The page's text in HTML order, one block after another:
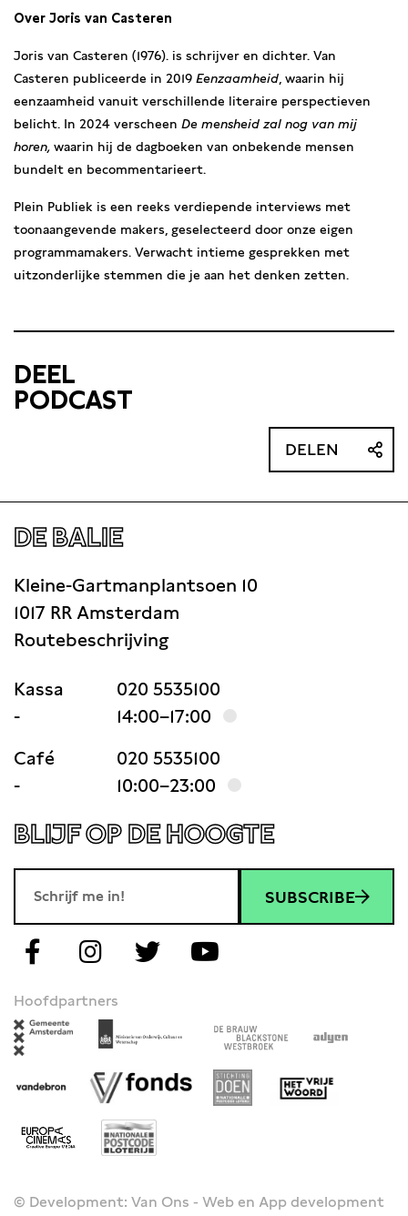
Over Joris van Casteren
Joris van Casteren (1976). is schrijver en dichter. Van
Casteren publiceerde in 2019 Eenzaamheid , waarin hij
eenzaamheid vanuit verschillende literaire perspectieven
belicht. In 2024 verscheen De mensheid zal nog van mij
horen, waarin hij de dagboeken van onbekende mensen
bundelt en becommentarieert.
Plein Publiek is een reeks verdiepende interviews met
toonaangevende makers, geselecteerd door onze eigen
programmamakers. Verwacht intieme gesprekken met
uitzonderlijke stemmen die je aan het denken zetten.
DEEL
PODCAST
DELEN
DE BALIE
Kleine-Gartmanplantsoen 10
1017 RR Amsterdam
Routebeschrijving
Kassa
020 5535100
-
14:00–17:00
Café
020 5535100
-
10:00–23:00
BLIJF OP DE HOOGTE
SUBSCRIBE
Hoofdpartners
© Development: Van Ons - Web en App development